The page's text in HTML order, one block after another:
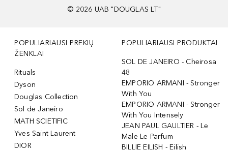
© 2026 UAB "DOUGLAS LT"
POPULIARIAUSI PREKIŲ
ŽENKLAI
Rituals
Dyson
Douglas Collection
Sol de Janeiro
MATH SCIETIFIC
Yves Saint Laurent
DIOR
POPULIARIAUSI PRODUKTAI
SOL DE JANEIRO - Cheirosa
48
EMPORIO ARMANI - Stronger
With You
EMPORIO ARMANI - Stronger
With You Intensely
JEAN PAUL GAULTIER - Le
Male Le Parfum
BILLIE EILISH - Eilish